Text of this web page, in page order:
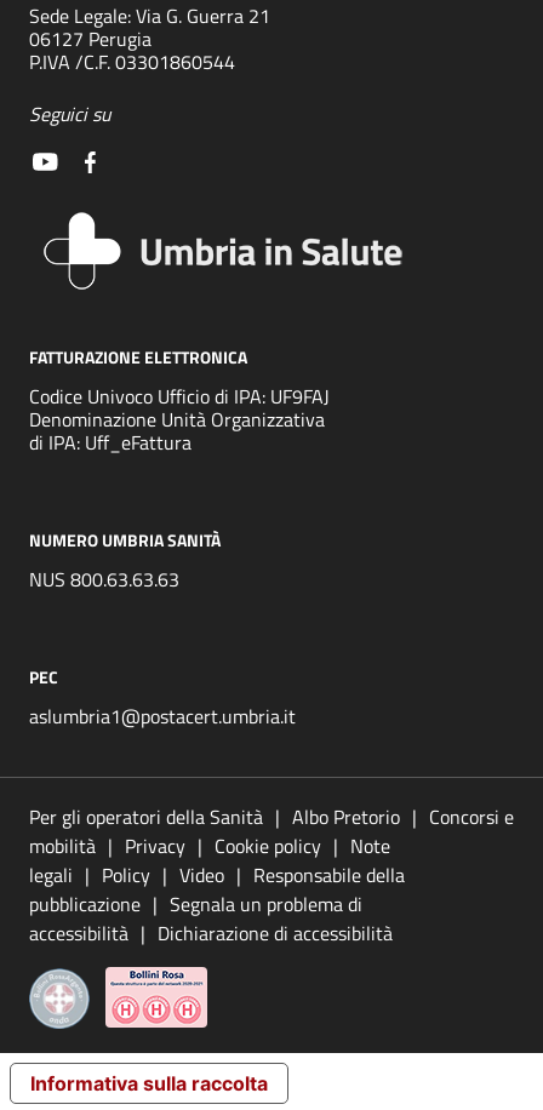
Sede Legale: Via G. Guerra 21
06127 Perugia
P.IVA /C.F. 03301860544
Seguici su
FATTURAZIONE ELETTRONICA
Codice Univoco Ufficio di IPA: UF9FAJ
Denominazione Unità Organizzativa
di IPA: Uff_eFattura
NUMERO UMBRIA SANITÀ
NUS 800.63.63.63
PEC
aslumbria1@postacert.umbria.it
Per gli operatori della Sanità Albo Pretorio
Concorsi e
mobilità
Privacy Cookie policy
Note
legali
Policy Video
Responsabile della
pubblicazione
Segnala un problema di
accessibilità
Dichiarazione di accessibilità
Informativa sulla raccolta